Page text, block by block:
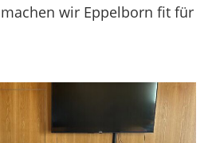
wir Eppelborn fit für